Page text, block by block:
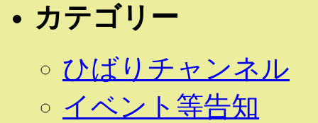
カテゴリー
ひばりチャンネル
イベント等告知